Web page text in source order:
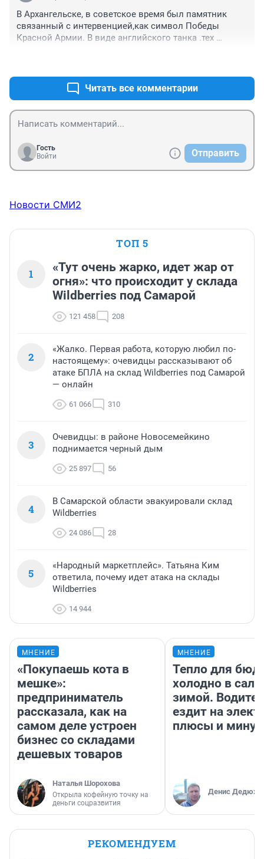
террору над мирным населением. Чешские легионеры
оказались в нашей стране не по своей воле и именно
большевики вынудили их взяться за оружие. Да и
невежество в истории. Чехи негативно отнеслись к
колчаковскому перевороту и поддерживали эсеров.
Они съели эту пилюлю под давлением союзников.
В Архангельске, в советское время был памятник
связанный с интервенцией,как символ Победы
Красной Армии. В виде английского танка .тех
не отражались
Читать все комментарии
Гость
Войти
Отправить
Новости СМИ2
ТОП 5
1
«Тут очень жарко, идет жар от
огня»: что происходит у склада
Wildberries под Самарой
121 458 208
2
«Жалко. Первая работа, которую любил по-
настоящему»: очевидцы рассказывают об
атаке БПЛА на склад Wildberries под Самарой
— онлайн
61 066 310
3
Очевидцы: в районе Новосемейкино
поднимается черный дым
25 897 56
4
В Самарской области эвакуировали склад
Wildberries
24 086 28
5
«Народный маркетплейс». Татьяна Ким
ответила, почему идет атака на склады
Wildberries
14 944
МНЕНИЕ
«Покупаешь кота в
мешке»:
предприниматель
рассказала, как на
самом деле устроен
бизнес со складами
дешевых товаров
Наталья Шорохова
Открыла кофейную точку на
деньги соцразвития
МНЕНИЕ
Тепло для
холодно в
зимой.
ездит на
плюсы и
Денис
РЕКОМЕНДУЕМ